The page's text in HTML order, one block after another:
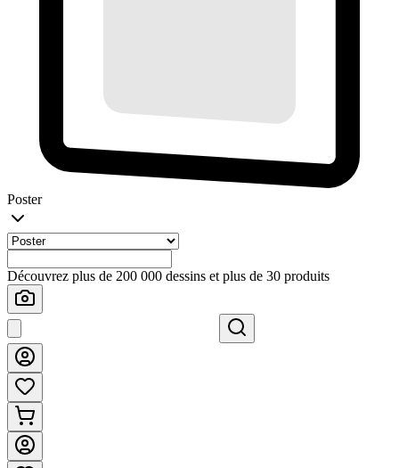
Poster
Découvrez plus de 200 000 dessins et plus de 30 produits